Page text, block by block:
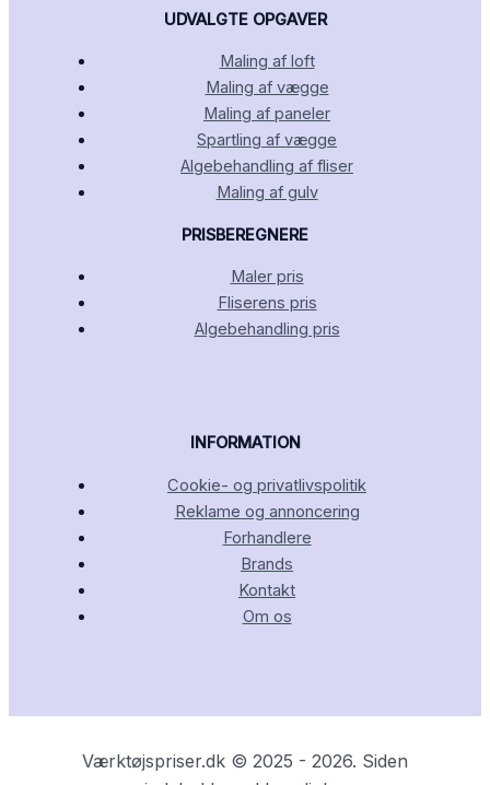
UDVALGTE OPGAVER
Maling af loft
Maling af vægge
Maling af paneler
Spartling af vægge
Algebehandling af fliser
Maling af gulv
PRISBEREGNERE
Maler pris
Fliserens pris
Algebehandling pris
INFORMATION
Cookie- og privatlivspolitik
Reklame og annoncering
Forhandlere
Brands
Kontakt
Om os
Værktøjspriser.dk © 2025 - 2026. Siden